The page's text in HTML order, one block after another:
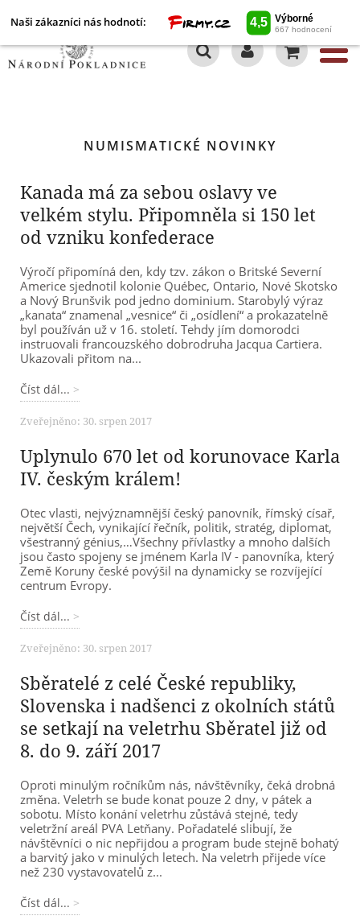
Naši zákazníci nás hodnotí:
NUMISMATICKÉ NOVINKY
Kanada má za sebou oslavy ve
velkém stylu. Připomněla si 150 let
od vzniku konfederace
Výročí připomíná den, kdy tzv. zákon o Britské Severní
Americe sjednotil kolonie Québec, Ontario, Nové Skotsko
a Nový Brunšvik pod jedno dominium. Starobylý výraz
„kanata“ znamenal „vesnice“ či „osídlení“ a prokazatelně
byl používán už v 16. století. Tehdy jím domorodci
instruovali francouzského dobrodruha Jacqua Cartiera.
Ukazovali přitom na...
Číst dál...
Zveřejněno: 30. srpen 2017
Uplynulo 670 let od korunovace Karla
IV. českým králem!
Otec vlasti, nejvýznamnější český panovník, římský císař,
největší Čech, vynikající řečník, politik, stratég, diplomat,
všestranný génius,…Všechny přívlastky a mnoho dalších
jsou často spojeny se jménem Karla IV - panovníka, který
Země Koruny české povýšil na dynamicky se rozvíjející
centrum Evropy.
Číst dál...
Zveřejněno: 30. srpen 2017
Sběratelé z celé České republiky,
Slovenska i nadšenci z okolních států
se setkají na veletrhu Sběratel již od
8. do 9. září 2017
Oproti minulým ročníkům nás, návštěvníky, čeká drobná
změna. Veletrh se bude konat pouze 2 dny, v pátek a
sobotu. Místo konání veletrhu zůstává stejné, tedy
veletržní areál PVA Letňany. Pořadatelé slibují, že
návštěvníci o nic nepřijdou a program bude stejně bohatý
a barvitý jako v minulých letech. Na veletrh přijede více
než 230 vystavovatelů z...
Číst dál...